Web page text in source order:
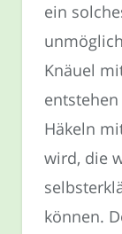
ein
Knäuel
Häkeln
wird, die
können.